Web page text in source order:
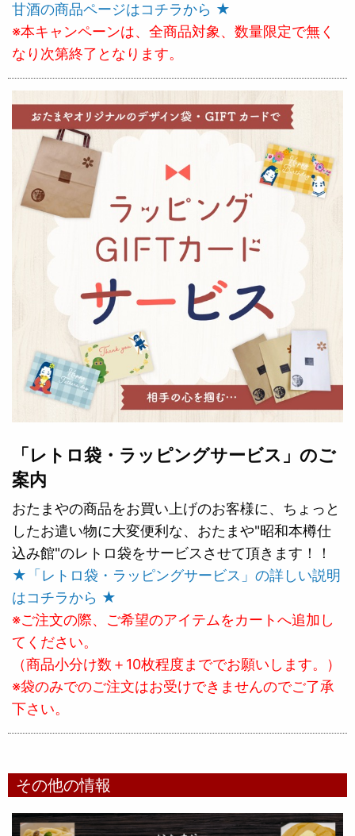
甘酒の商品ページはコチラから ★
※本キャンペーンは、全商品対象、数量限定で無く
なり次第終了となります。
「レトロ袋・ラッピングサービス」のご
案内
おたまやの商品をお買い上げのお客様に、ちょっと
したお遣い物に大変便利な、おたまや"昭和本樽仕
込み館"のレトロ袋をサービスさせて頂きます！！
★「レトロ袋・ラッピングサービス」の詳しい説明
はコチラから ★
※ご注文の際、ご希望のアイテムをカートへ追加し
てください。
（商品小分け数＋10枚程度まででお願いします。）
※袋のみでのご注文はお受けできませんのでご了承
下さい。
その他の情報